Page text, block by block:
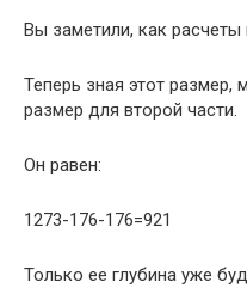
Вы заметили, как
Теперь зная этот размер,
размер для второй части.
Он равен:
1273-176-176=921
Только ее глубина уже